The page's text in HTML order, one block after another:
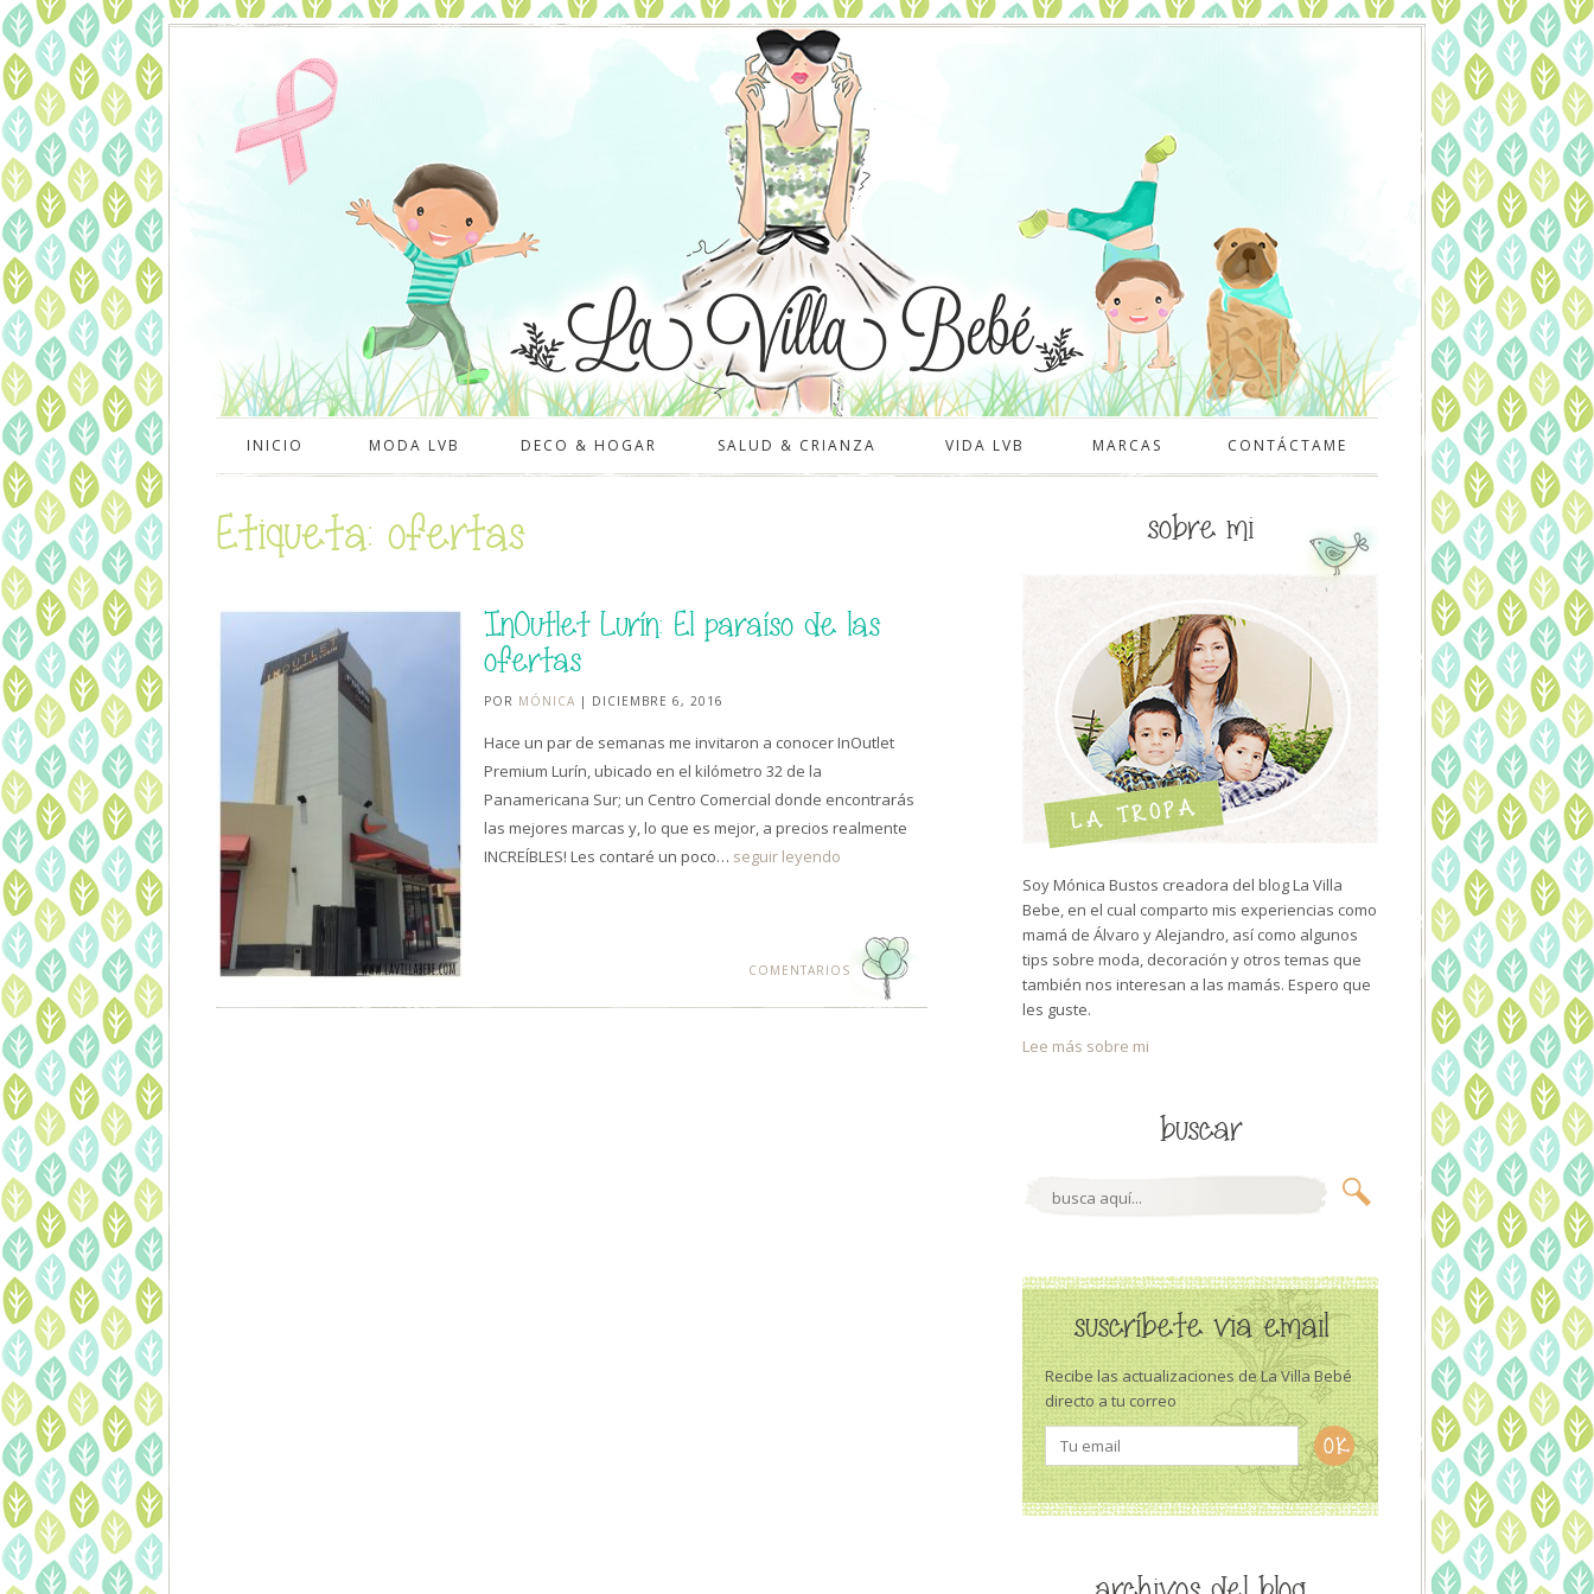
INICIO MODA LVB DECO & HOGAR SALUD & CRIANZA VIDA LVB MARCAS CONTÁCTAME
Etiqueta: ofertas
InOutlet Lurín: El paraíso de las
ofertas
POR MÓNICA | DICIEMBRE 6, 2016
Hace un par de semanas me invitaron a conocer InOutlet
Premium Lurín, ubicado en el kilómetro 32 de la
Panamericana Sur; un Centro Comercial donde encontrarás
las mejores marcas y, lo que es mejor, a precios realmente
INCREÍBLES! Les contaré un poco… seguir leyendo
COMENTARIOS
sobre mi
Soy Mónica Bustos creadora del blog La Villa
Bebe, en el cual comparto mis experiencias como
mamá de Álvaro y Alejandro, así como algunos
tips sobre moda, decoración y otros temas que
también nos interesan a las mamás. Espero que
les guste.
Lee más sobre mi
buscar
suscríbete via email
Recibe las actualizaciones de La Villa Bebé
directo a tu correo